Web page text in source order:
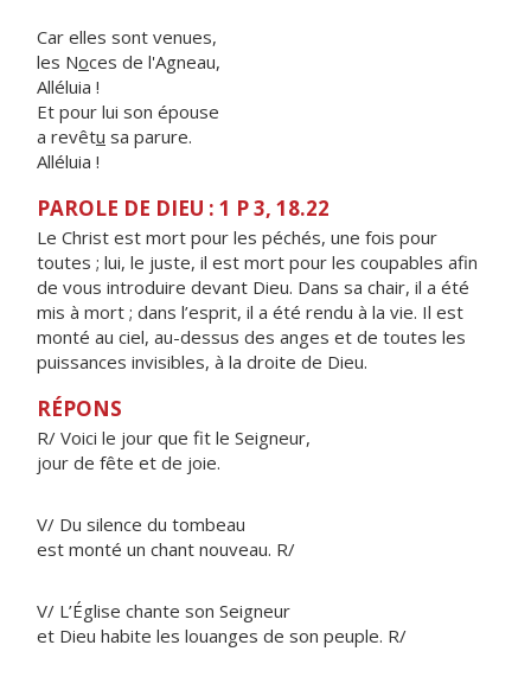
Car elles sont venues,
les Noces de l'Agneau,
Alléluia !
Et pour lui son épouse
a revêtu sa parure.
Alléluia !
PAROLE DE DIEU : 1 P 3, 18.22
Le Christ est mort pour les péchés, une fois pour
toutes ; lui, le juste, il est mort pour les coupables afin
de vous introduire devant Dieu. Dans sa chair, il a été
mis à mort ; dans l’esprit, il a été rendu à la vie. Il est
monté au ciel, au-dessus des anges et de toutes les
puissances invisibles, à la droite de Dieu.
RÉPONS
R/ Voici le jour que fit le Seigneur,
jour de fête et de joie.
V/ Du silence du tombeau
est monté un chant nouveau. R/
V/ L’Église chante son Seigneur
et Dieu habite les louanges de son peuple. R/